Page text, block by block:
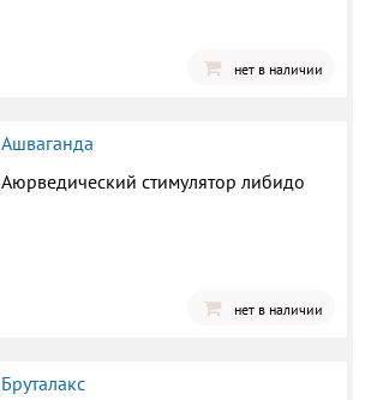
нет в наличии
Ашваганда
Аюрведический стимулятор либидо
нет в наличии
Бруталакс